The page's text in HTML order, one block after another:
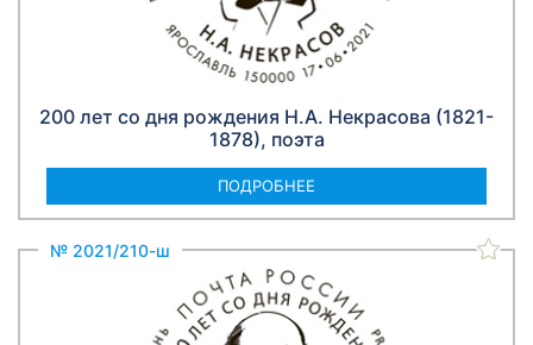
200 лет со дня рождения Н.А. Некрасова (1821-
1878), поэта
ПОДРОБНЕЕ
№ 2021/210-ш